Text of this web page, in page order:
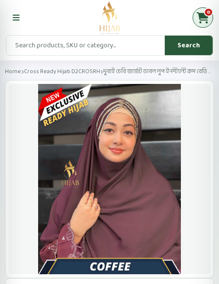
Search
0
Home Cross Ready Hijab D2CROSRH দুবাই চেরি জর্জেট ডাবল লুপ ইনস্ট্যান্ট ক্রস রেডি হিজ...